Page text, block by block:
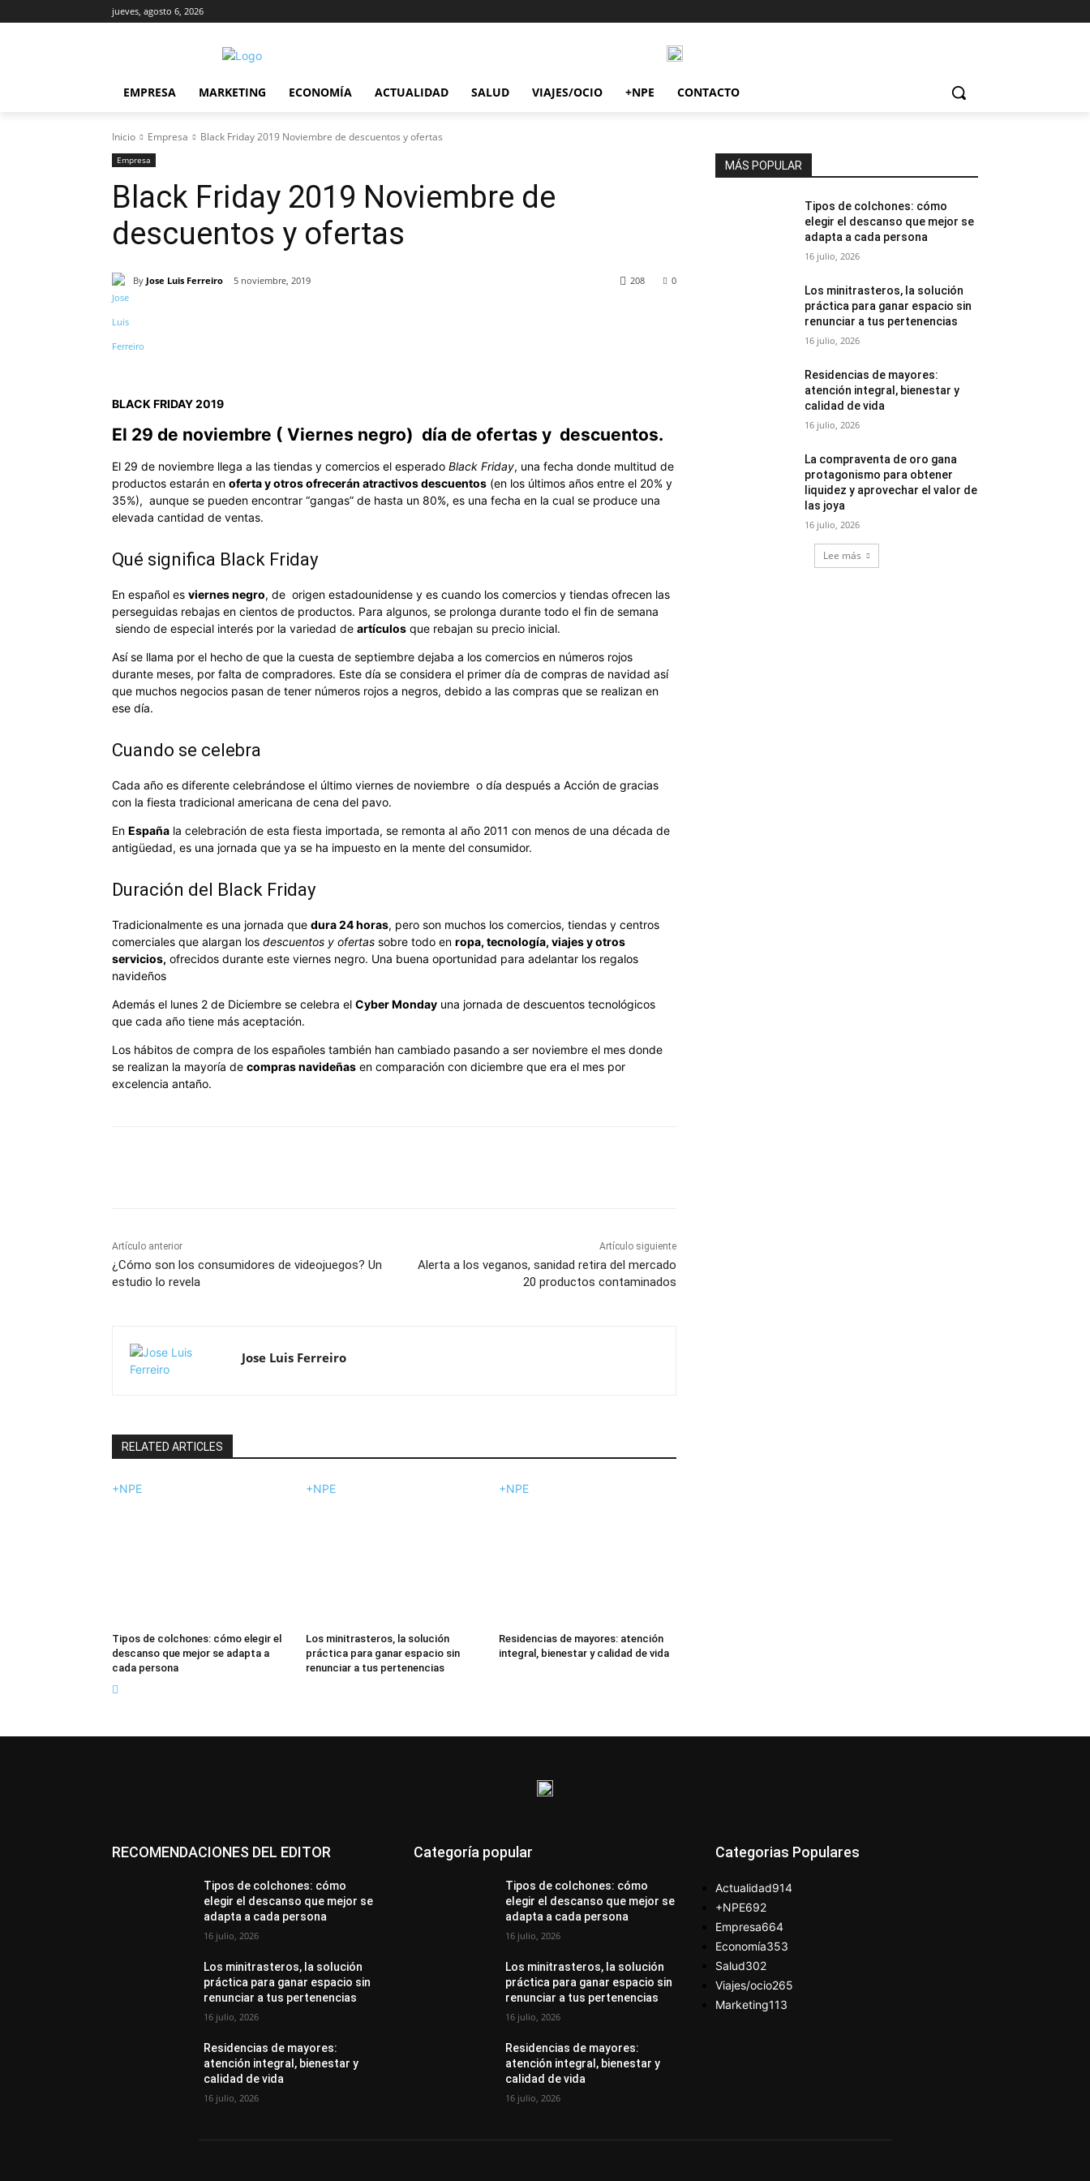
jueves, agosto 6, 2026
EMPRESA MARKETING ECONOMÍA ACTUALIDAD SALUD VIAJES/OCIO +NPE CONTACTO
Inicio Empresa Black Friday 2019 Noviembre de descuentos y ofertas
Empresa
Black Friday 2019 Noviembre de
descuentos y ofertas
By Jose Luis Ferreiro 5 noviembre, 2019 0
208
BLACK FRIDAY 2019
El 29 de noviembre ( Viernes negro) día de ofertas y descuentos.
El 29 de noviembre llega a las tiendas y comercios el esperado Black Friday, una fecha donde multitud de
productos estarán en oferta y otros ofrecerán atractivos descuentos (en los últimos años entre el 20% y
35%), aunque se pueden encontrar “gangas” de hasta un 80%, es una fecha en la cual se produce una
elevada cantidad de ventas.
Qué significa Black Friday
En español es viernes negro, de origen estadounidense y es cuando los comercios y tiendas ofrecen las
perseguidas rebajas en cientos de productos. Para algunos, se prolonga durante todo el fin de semana
siendo de especial interés por la variedad de artículos que rebajan su precio inicial.
Así se llama por el hecho de que la cuesta de septiembre dejaba a los comercios en números rojos
durante meses, por falta de compradores. Este día se considera el primer día de compras de navidad así
que muchos negocios pasan de tener números rojos a negros, debido a las compras que se realizan en
ese día.
Cuando se celebra
Cada año es diferente celebrándose el último viernes de noviembre o día después a Acción de gracias
con la fiesta tradicional americana de cena del pavo.
En España la celebración de esta fiesta importada, se remonta al año 2011 con menos de una década de
antigüedad, es una jornada que ya se ha impuesto en la mente del consumidor.
Duración del Black Friday
Tradicionalmente es una jornada que dura 24 horas, pero son muchos los comercios, tiendas y centros
comerciales que alargan los descuentos y ofertas sobre todo en ropa, tecnología, viajes y otros
servicios, ofrecidos durante este viernes negro. Una buena oportunidad para adelantar los regalos
navideños
Además el lunes 2 de Diciembre se celebra el Cyber Monday una jornada de descuentos tecnológicos
que cada año tiene más aceptación.
Los hábitos de compra de los españoles también han cambiado pasando a ser noviembre el mes donde
se realizan la mayoría de compras navideñas en comparación con diciembre que era el mes por
excelencia antaño.
Artículo anterior
¿Cómo son los consumidores de videojuegos? Un
estudio lo revela
Artículo siguiente
Alerta a los veganos, sanidad retira del mercado
20 productos contaminados
Jose Luis Ferreiro
RELATED ARTICLES
+NPE
Tipos de colchones: cómo elegir el
descanso que mejor se adapta a
cada persona
+NPE
Los minitrasteros, la solución
práctica para ganar espacio sin
renunciar a tus pertenencias
+NPE
Residencias de mayores: atención
integral, bienestar y calidad de vida
MÁS POPULAR
Tipos de colchones: cómo
elegir el descanso que mejor se
adapta a cada persona
16 julio, 2026
Los minitrasteros, la solución
práctica para ganar espacio sin
renunciar a tus pertenencias
16 julio, 2026
Residencias de mayores:
atención integral, bienestar y
calidad de vida
16 julio, 2026
La compraventa de oro gana
protagonismo para obtener
liquidez y aprovechar el valor de
las joya
16 julio, 2026
Lee más
RECOMENDACIONES DEL EDITOR
Tipos de colchones: cómo
elegir el descanso que mejor se
adapta a cada persona
16 julio, 2026
Los minitrasteros, la solución
práctica para ganar espacio sin
renunciar a tus pertenencias
16 julio, 2026
Residencias de mayores:
atención integral, bienestar y
calidad de vida
16 julio, 2026
Categoría popular
Tipos de colchones: cómo
elegir el descanso que mejor se
adapta a cada persona
16 julio, 2026
Los minitrasteros, la solución
práctica para ganar espacio sin
renunciar a tus pertenencias
16 julio, 2026
Residencias de mayores:
atención integral, bienestar y
calidad de vida
16 julio, 2026
Categorias Populares
Actualidad914
+NPE692
Empresa664
Economía353
Salud302
Viajes/ocio265
Marketing113